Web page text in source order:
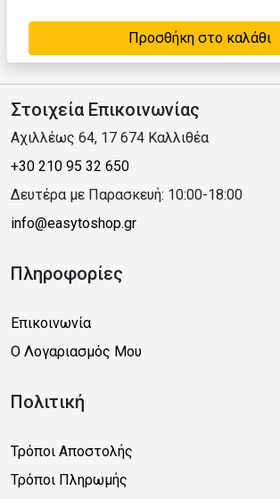
Προσθήκη στο καλάθι
Στοιχεία Επικοινωνίας
Αχιλλέως 64, 17 674 Καλλιθέα
+30 210 95 32 650
Δευτέρα με Παρασκευή: 10:00-18:00
info@easytoshop.gr
Πληροφορίες
Επικοινωνία
Ο Λογαριασμός Μου
Πολιτική
Τρόποι Αποστολής
Τρόποι Πληρωμής